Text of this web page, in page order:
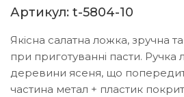
Артикул: t-5804-10
Якісна салатна ложка, зручна
при приготуванні пасти.
деревини ясеня, що
частина метал + пластик